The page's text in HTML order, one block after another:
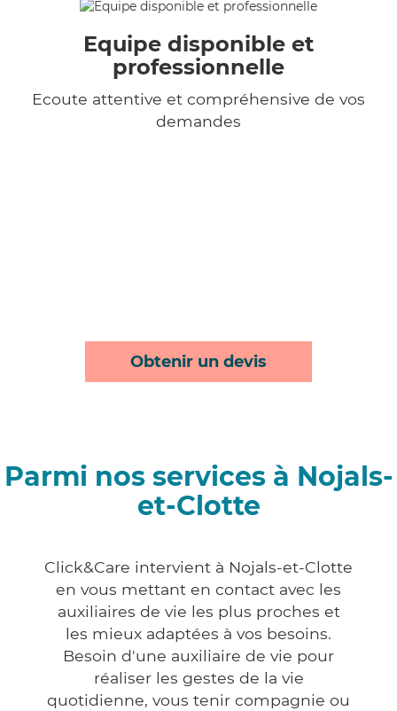
Equipe disponible et
professionnelle
Ecoute attentive et compréhensive de vos
demandes
Obtenir un devis
Parmi nos services à Nojals-
et-Clotte
Click&Care intervient à Nojals-et-Clotte
en vous mettant en contact avec les
auxiliaires de vie les plus proches et
les mieux adaptées à vos besoins.
Besoin d'une auxiliaire de vie pour
réaliser les gestes de la vie
quotidienne, vous tenir compagnie ou